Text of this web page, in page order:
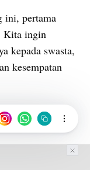
ini, pertama
Kita ingin
kepada swasta,
kesempatan
IKN